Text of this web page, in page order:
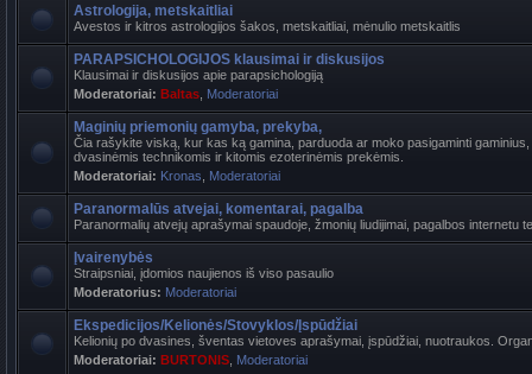
Astrologija, metskaitliai
Avestos ir kitros astrologijos šakos, metskaitliai, mėnulio metskaitlis
PARAPSICHOLOGIJOS klausimai ir diskusijos
Klausimai ir diskusijos apie parapsichologiją
Moderatoriai: Baltas Moderatoriai
Maginių priemonių gamyba, prekyba,
Čia rašykite viską, kur kas ką gamina, parduoda ar moko pasigaminti
dvasinėmis technikomis ir kitomis ezoterinėmis prekėmis.
Moderatoriai: Kronas Moderatoriai
Paranormalūs atvejai, komentarai, pagalba
Paranormalių atvejų aprašymai spaudoje, žmonių liudijimai, pagalbos internetu
Įvairenybės
Straipsniai, įdomios naujienos iš viso pasaulio
Moderatorius: Moderatoriai
Ekspedicijos/Kelionės/Stovyklos/Įspūdžiai
Kelionių po dvasines, šventas vietoves aprašymai, įspūdžiai, nuotraukos.
Moderatoriai: BURTONIS Moderatoriai